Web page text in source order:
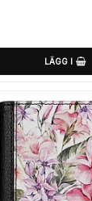
LÄGG I